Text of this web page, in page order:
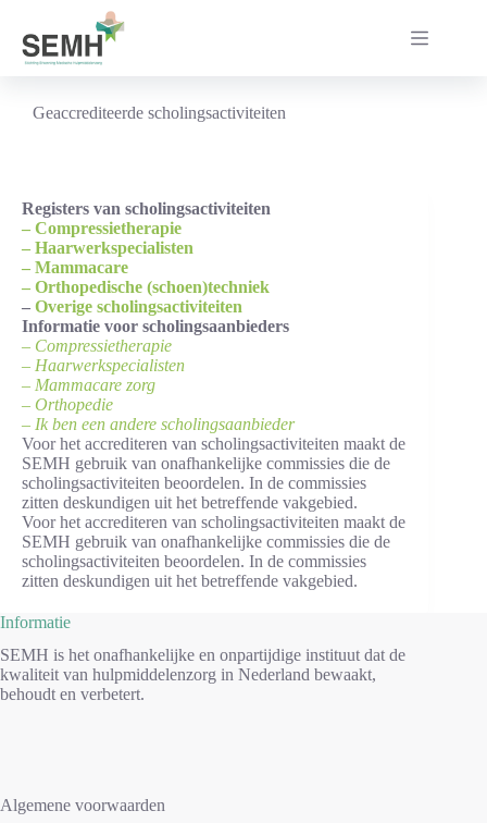
inhoud
Geaccrediteerde scholingsactiviteiten
Registers van scholingsactiviteiten
– Compressietherapie
– Haarwerkspecialisten
– Mammacare
– Orthopedische (schoen)techniek
– Overige scholingsactiviteiten
Informatie voor scholingsaanbieders
– Compressietherapie
– Haarwerkspecialisten
– Mammacare zorg
– Orthopedie
– Ik ben een andere scholingsaanbieder
Voor het accrediteren van scholingsactiviteiten maakt de
SEMH gebruik van onafhankelijke commissies die de
scholingsactiviteiten beoordelen. In de commissies
zitten deskundigen uit het betreffende vakgebied.
Voor het accrediteren van scholingsactiviteiten maakt de
SEMH gebruik van onafhankelijke commissies die de
scholingsactiviteiten beoordelen. In de commissies
zitten deskundigen uit het betreffende vakgebied.
Informatie
SEMH is het onafhankelijke en onpartijdige instituut dat de
kwaliteit van hulpmiddelenzorg in Nederland bewaakt,
behoudt en verbetert.
Algemene voorwaarden